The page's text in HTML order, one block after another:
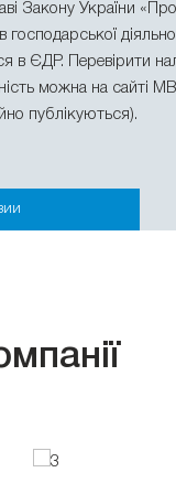
Закону України «Про
в ЄДР. Перевірити
можна на сайті
публікуються).